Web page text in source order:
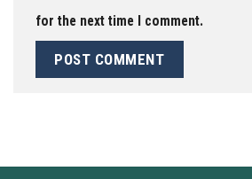
for the next time I comment.